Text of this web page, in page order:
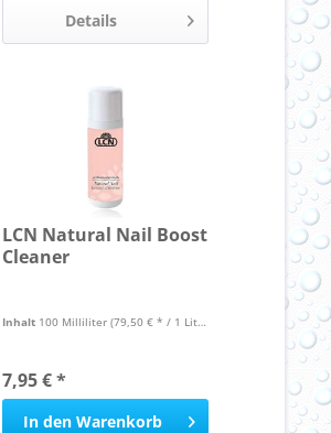
Details
LCN Natural Nail Boost
Cleaner
Inhalt 100 Milliliter (79,50 € * / 1 Liter)
7,95 € *
In den Warenkorb